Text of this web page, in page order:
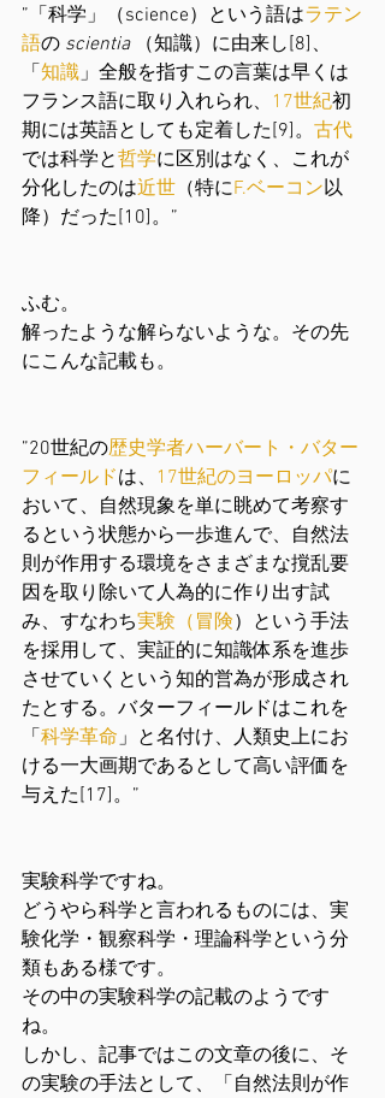
”「科学」（science）という語はラテン
語の scientia （知識）に由来し[8]、
「 知識」全般を指すこの言葉は早くは
フランス語に取り入れられ、 17世紀初
期には英語としても定着した[9]。 古代
では科学と哲学に区別はなく、これが
分化したのは近世 （特にF.ベーコン以
降）だった[10]。”
ふむ。
解ったような解らないような。その先
にこんな記載も。
”20世紀の歴史学者ハーバート・バター
フィールドは、 17世紀のヨーロッパに
おいて、自然現象を単に眺めて考察す
るという状態から一歩進んで、自然法
則が作用する環境をさまざまな撹乱要
因を取り除いて人為的に作り出す試
み、すなわち実験 （ 冒険）という手法
を採用して、実証的に知識体系を進歩
させていくという知的営為が形成され
たとする。バターフィールドはこれを
「 科学革命」と名付け、人類史上にお
ける一大画期であるとして高い評価を
与えた[17]。”
実験科学ですね。
どうやら科学と言われるものには、実
験化学・観察科学・理論科学という分
類もある様です。
その中の実験科学の記載のようです
ね。
しかし、記事ではこの文章の後に、そ
の実験の手法として、「自然法則が作